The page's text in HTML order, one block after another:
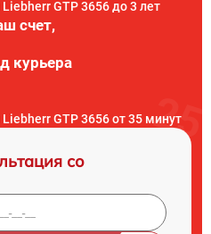
GTP 3656 до 3 лет
счет,
курьера
GTP 3656 от 35 минут
со